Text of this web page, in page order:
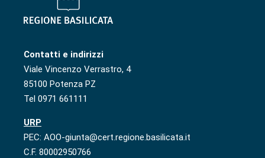
Contatti e indirizzi
Viale Vincenzo Verrastro, 4
85100 Potenza PZ
Tel 0971 661111
URP
PEC: AOO-giunta@cert.regione.basilicata.it
C.F. 80002950766